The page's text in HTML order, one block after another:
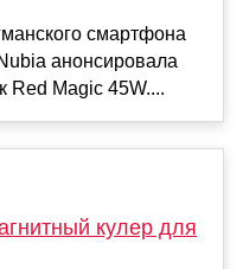
смартфона
анонсировала
Red Magic 45W....
кулер для